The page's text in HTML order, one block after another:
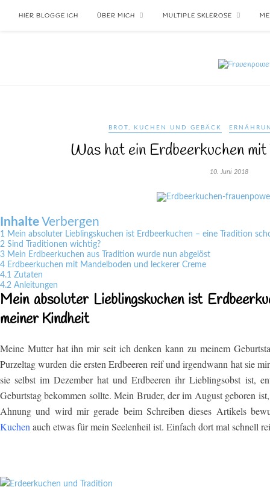
HIER BLOGGE ICH ÜBER MICH MULTIPLE SKLEROSE
BROT, KUCHEN UND GEBÄCK
Was hat ein Erdbeerkuchen
10. Juni 2018
InhalteVerbergen
1 Mein absoluter Lieblingskuchen ist Erdbeerkuchen – eine Tradition
2 Sind Traditionen wichtig?
3 Mein Erdbeerkuchen aus Tradition wurde nun abgelöst
4 Erdbeerkuchen mit Mandelboden und leckerer Creme
4.1 Zutaten
4.2 Anleitungen
Mein absoluter Lieblingskuchen ist
meiner Kindheit
Meine Mutter hat ihn mir seit ich denken kann zu meinem
Purzeltag wurden die ersten Erdbeeren reif und irgendwann hat sie
sie selbst im Dezember hat und Erdbeeren ihr Lieblingsobst ist,
Geburtstag bekommen sollte. Mein Bruder, der im August geboren
Ahnung und wird mir gerade beim Schreiben dieses Artikels
Kuchen auch etwas für mein Seelenheil ist. Einfach dort mal schnell